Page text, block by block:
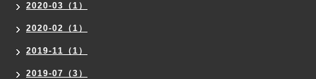
2020-03（1）
2020-02（1）
2019-11（1）
2019-07（3）